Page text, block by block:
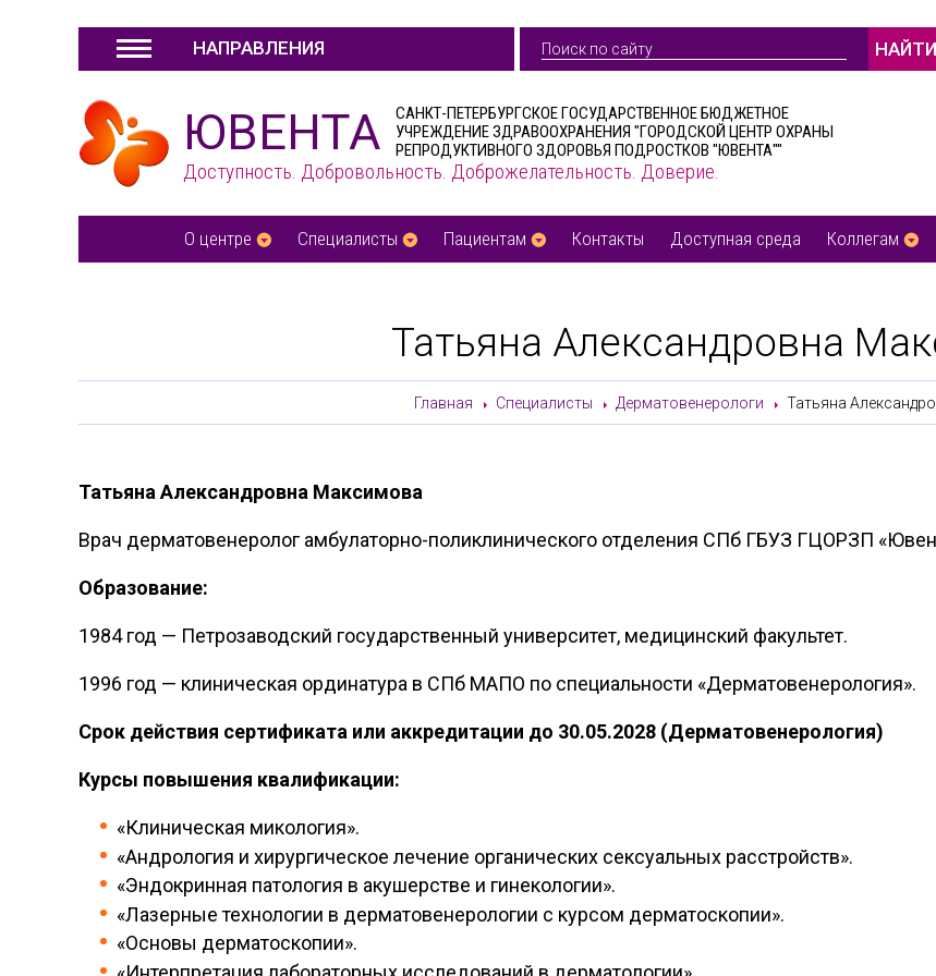
НАПРАВЛЕНИЯ НАЙТИ
ЮВЕНТА
САНКТ-ПЕТЕРБУРГСКОЕ ГОСУДАРСТВЕННОЕ БЮДЖЕТНОЕ
УЧРЕЖДЕНИЕ ЗДРАВООХРАНЕНИЯ "ГОРОДСКОЙ ЦЕНТР ОХРАНЫ
РЕПРОДУКТИВНОГО ЗДОРОВЬЯ ПОДРОСТКОВ "ЮВЕНТА""
Доступность. Добровольность. Доброжелательность. Доверие.
О центре Специалисты Пациентам Контакты Доступная среда Коллегам
Татьяна Александровна
Главная Специалисты Дерматовенерологи Татьяна
Татьяна Александровна Максимова
Врач дерматовенеролог амбулаторно-поликлинического отделения СПб ГБУЗ ГЦОРЗП
Образование:
1984 год — Петрозаводский государственный университет, медицинский факультет.
1996 год — клиническая ординатура в СПб МАПО по специальности «Дерматовенерология».
Срок действия сертификата или аккредитации до 30.05.2028 (Дерматовенерология)
Курсы повышения квалификации:
«Клиническая микология».
«Андрология и хирургическое лечение органических сексуальных расстройств».
«Эндокринная патология в акушерстве и гинекологии».
«Лазерные технологии в дерматовенерологии с курсом дерматоскопии».
«Основы дерматоскопии».